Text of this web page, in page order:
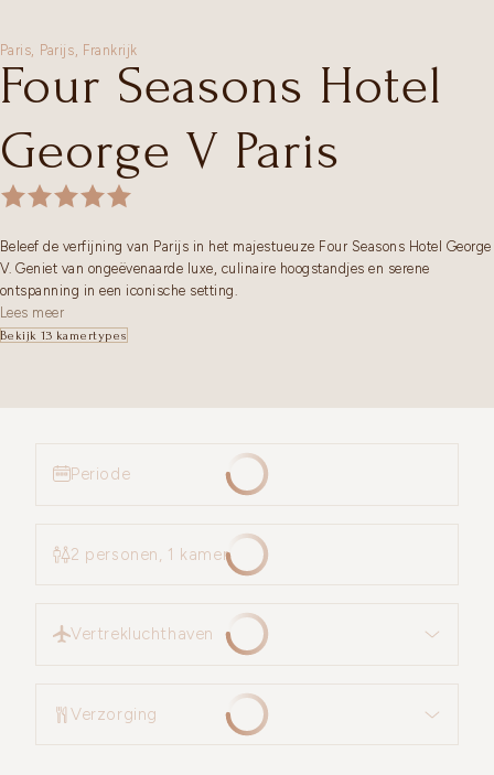
Paris, Parijs, Frankrijk
Four Seasons Hotel
George V Paris
Beleef de verfijning van Parijs in het majestueuze Four Seasons Hotel George
V. Geniet van ongeëvenaarde luxe, culinaire hoogstandjes en serene
ontspanning in een iconische setting.
Lees meer
Bekijk 13 kamertypes
Periode
2 personen, 1 kamer
Vertrekluchthaven
Verzorging